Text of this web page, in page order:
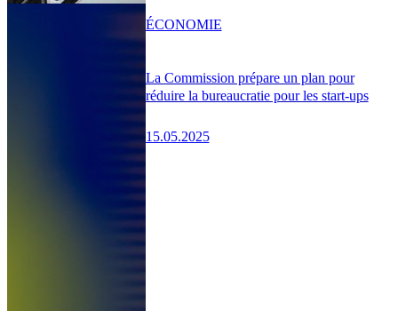
La Commission prépare un plan pour
réduire la bureaucratie pour les start-ups
15.05.2025
ÉCONOMIE